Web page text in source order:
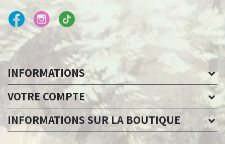
INFORMATIONS
VOTRE COMPTE
INFORMATIONS SUR LA BOUTIQUE